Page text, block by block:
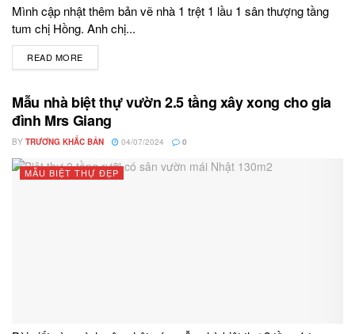
Mình cập nhật thêm bản vẽ nhà 1 trệt 1 lầu 1 sân thượng tầng
tum chị Hồng. Anh chị...
READ MORE
Mẫu nhà biệt thự vườn 2.5 tầng xây xong cho gia
đình Mrs Giang
BY TRƯƠNG KHẮC BẢN 04/07/2024 0
MẪU BIỆT THỰ ĐẸP